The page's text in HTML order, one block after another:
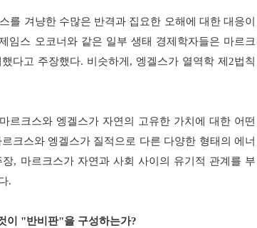
를 겨냥한 수많은 반격과 집요한 오해에 대한 대응이
임스 오코너와 같은 일부 생태 경제학자들은 마르크
다고 주장했다. 비슷하게 , 엥겔스가 열역학 제 2법칙
마르크스와 엥겔스가 자연의 고유한 가치에 대한 어떤
르크스와 엥겔스가 질적으로 다른 다양한 형태의 에너
장, 마르크스가 자연과 사회 사이의 유기적 관계를 부
.
이 "반비판"을 구성하는가?